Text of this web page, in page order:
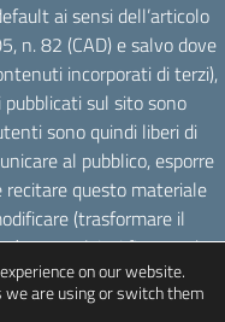
ai sensi dell’articolo
n. 82 (CAD) e salvo dove
incorporati di terzi),
sul sito sono
sono quindi liberi di
al pubblico, esporre
recitare questo materiale
(trasformare il
per qualsiasi fine, anche
senza apporre
on our website.
we are using or switch them